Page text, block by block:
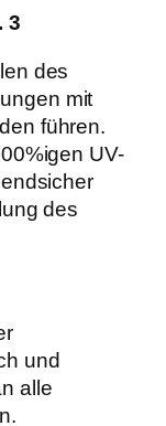
3
des
mit
führen.
UV-
des
und
alle